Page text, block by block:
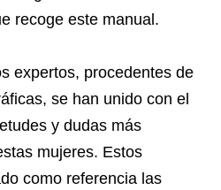
recoge este manual.
expertos, procedentes de
se han unido con el
y dudas más
mujeres. Estos
como referencia las